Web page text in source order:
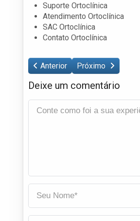
Suporte Ortoclínica
Atendimento Ortoclínica
SAC Ortoclínica
Contato Ortoclínica
Anterior Próximo
Deixe um comentário